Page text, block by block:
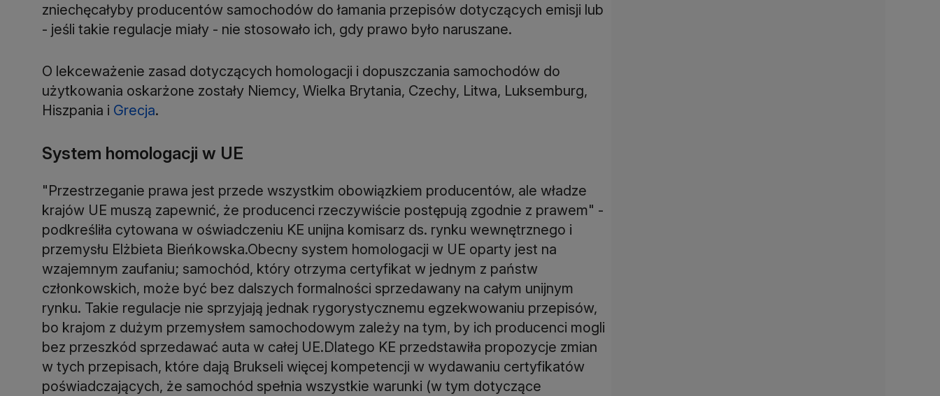
zniechęcałyby producentów samochodów do łamania przepisów dotyczących emisji lub
- jeśli takie regulacje miały - nie stosowało ich, gdy prawo było naruszane.
O lekceważenie zasad dotyczących homologacji i dopuszczania samochodów do
użytkowania oskarżone zostały Niemcy, Wielka Brytania, Czechy, Litwa, Luksemburg,
Hiszpania i Grecja.
System homologacji w UE
"Przestrzeganie prawa jest przede wszystkim obowiązkiem producentów, ale władze
krajów UE muszą zapewnić, że producenci rzeczywiście postępują zgodnie z prawem" -
podkreśliła cytowana w oświadczeniu KE unijna komisarz ds. rynku wewnętrznego i
przemysłu Elżbieta Bieńkowska.Obecny system homologacji w UE oparty jest na
wzajemnym zaufaniu; samochód, który otrzyma certyfikat w jednym z państw
członkowskich, może być bez dalszych formalności sprzedawany na całym unijnym
rynku. Takie regulacje nie sprzyjają jednak rygorystycznemu egzekwowaniu przepisów,
bo krajom z dużym przemysłem samochodowym zależy na tym, by ich producenci mogli
bez przeszkód sprzedawać auta w całej UE.Dlatego KE przedstawiła propozycje zmian
w tych przepisach, które dają Brukseli więcej kompetencji w wydawaniu certyfikatów
poświadczających, że samochód spełnia wszystkie warunki (w tym dotyczące